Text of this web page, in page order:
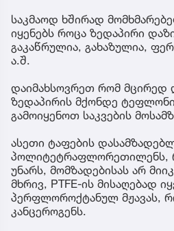
საკმაოდ ხშირად
იყენებს როცა ზედაპირი
გაკაწრულია, გახაზულია,
ა.შ.
დაიმახსოვრეთ რომ მცირედ
ზედაპირის მქონდე
გამოიყენოთ საკვების
ასეთი ტაფების
პოლიტეტრაფლორეთილენს,
უნარს, მომზადებისას არ
მხრივ, PTFE-ის მისაღებად
პერფლოროქტანულ მჟავას,
კანცეროგენს.